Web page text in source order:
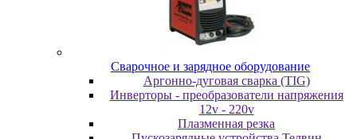
Cвapoчнoe и зарядное оборудование
Аргонно-дуговая сварка (TIG)
Инверторы - преобразователи напряжения
12v - 220v
Плазменная резка